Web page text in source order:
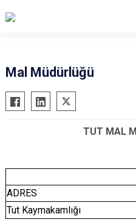
Besni
Çelikhan
Kahta
Samsat
Sincik
Mal Müdürlüğü
TUT MAL
ADRES
Tut Kaymakamlığı